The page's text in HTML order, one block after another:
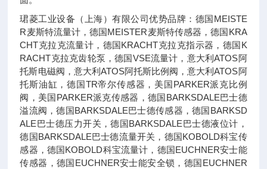
珺菱工业设备（上海）有限公司优势品牌：德国MEISTE
R麦斯特流量计，德国MEISTER麦斯特传感器，德国KRA
CHT克拉克流量计，德国KRACHT克拉克指示器，德国K
RACHT克拉克齿轮泵，德国VSE流量计，意大利ATOS阿
托斯电磁阀，意大利ATOS阿托斯比例阀，意大利ATOS阿
托斯油缸，德国TR帝尔传感器，美国PARKER派克比例
阀，美国PARKER派克传感器，德国BARKSDALE巴士德
溢流阀，德国BARKSDALE巴士德传感器，德国BARKSD
ALE巴士德压力开关，德国BARKSDALE巴士德液位计，
德国BARKSDALE巴士德流量开关，德国KOBOLD科宝传
感器，德国KOBOLD科宝流量计，德国EUCHNER安士能
传感器，德国EUCHNER安士能安全锁，德国EUCHNER